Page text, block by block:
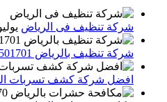
شركة تنظيف فى الرياض يوليو 16,
شركة تنظيف بالرياض 0556501701 كلــين لايــن خصم 39% تنظيف وتعقيم المنازل باحدث الاجهزة
افضل شركة كشف تسربات المياه بالرياض خصم 39%